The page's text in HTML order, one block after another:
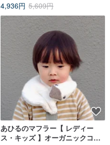
4,936円 5,609円
あひるのマフラー【 レディー
ス・キッズ 】オーガニックコッ